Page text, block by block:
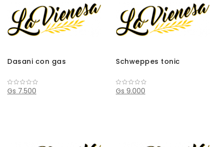
Dasani con gas
Gs 7.500
Schweppes tonic
Gs 9.000